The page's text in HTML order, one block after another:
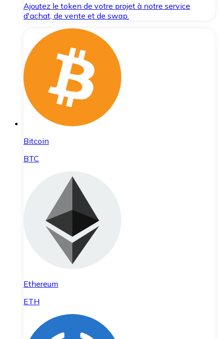
Ajoutez le token de votre projet à notre service
d'achat, de vente et de swap.
Bitcoin
BTC
Ethereum
ETH